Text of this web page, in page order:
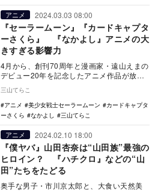
アニメ 2024.03.03 08:00
『セーラームーン』『カードキャプタ
ーさくら』 『なかよし』アニメの大
きすぎる影響力
4月から、創刊70周年と漫画家・遠山えまの
デビュー20年を記念したアニメ作品が放送
三山てらこ
アニメ
美少女戦士セーラームーン
カードキャプタ
ーさくら
なかよし 三山てらこ
アニメ 2024.02.10 18:00
『僕ヤバ』山田杏奈は“山田族”最強の
ヒロイン？ 『ハチクロ』などの“山
田”たちをたどる
奥手な男子・市川京太郎と、大食い天然美